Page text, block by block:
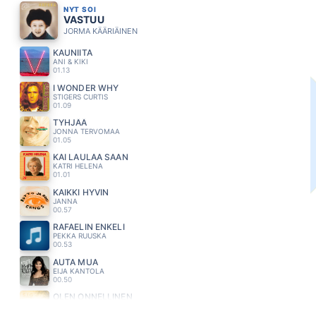
NYT SOI
VASTUU
JORMA KÄÄRIÄINEN
KAUNIITA
ANI & KIKI
01.13
I WONDER WHY
STIGERS CURTIS
01.09
TYHJÄÄ
JONNA TERVOMAA
01.05
KAI LAULAA SAAN
KATRI HELENA
01.01
KAIKKI HYVIN
JANNA
00.57
RAFAELIN ENKELI
PEKKA RUUSKA
00.53
AUTA MUA
EIJA KANTOLA
00.50
OLEN ONNELLINEN